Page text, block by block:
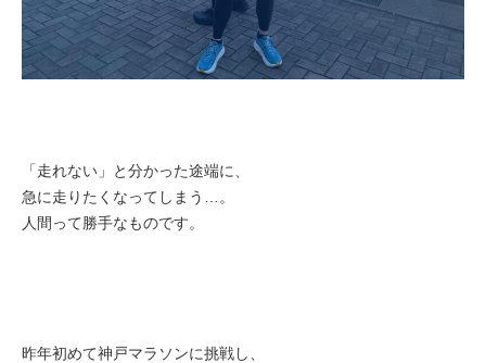
「走れない」と分かった途端に、
急に走りたくなってしまう…。
人間って勝手なものです。
昨年初めて神戸マラソンに挑戦し、